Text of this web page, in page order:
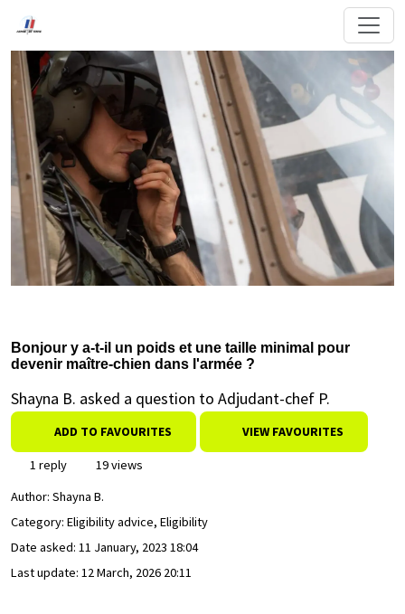
Bonjour y a-t-il un poids et une taille minimal pour
devenir maître-chien dans l'armée ?
Shayna B. asked a question to Adjudant-chef P.
ADD TO FAVOURITES VIEW FAVOURITES
1 reply
19 views
Author: Shayna B.
Category: Eligibility advice, Eligibility
Date asked: 11 January, 2023 18:04
Last update: 12 March, 2026 20:11